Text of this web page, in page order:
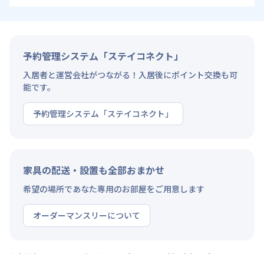
予約管理システム「ステイコネクト」
入居者と運営会社がつながる！入居後にポイント交換も可
能です。
予約管理システム「ステイコネクト」
家具の配送・設置も全部おまかせ
希望の場所であなた専用のお部屋をご用意します
オーダーマンスリーについて